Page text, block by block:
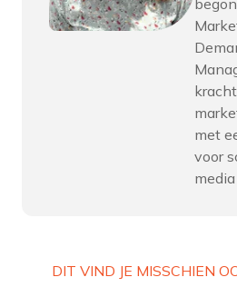
met
voor
DIT VIND JE MISSCHIEN